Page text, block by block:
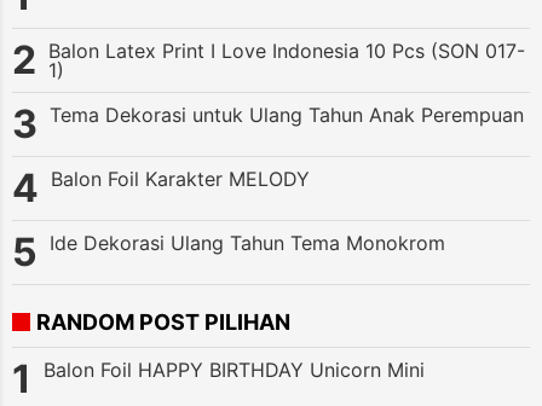
Balon Latex Print I Love Indonesia 10 Pcs (SON 017-
1)
Tema Dekorasi untuk Ulang Tahun Anak Perempuan
Balon Foil Karakter MELODY
Ide Dekorasi Ulang Tahun Tema Monokrom
RANDOM POST PILIHAN
Balon Foil HAPPY BIRTHDAY Unicorn Mini